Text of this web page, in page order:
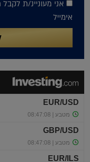
אני מעוניינ/ת
אימייל